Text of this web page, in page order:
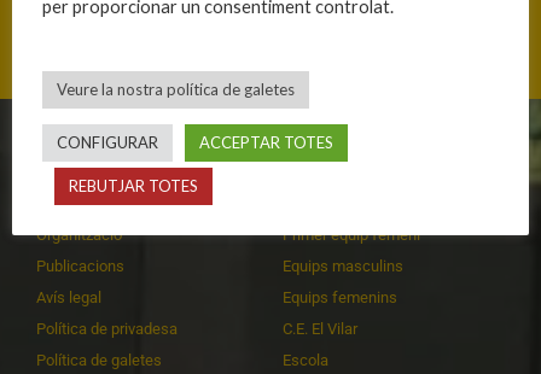
Plaça del Pare Millan s/n, 08500 Vic, Catalunya
Història
Organització
Publicacions
Avís legal
Política de privadesa
Política de galetes
Primer equip femení
Equips masculins
Equips femenins
C.E. El Vilar
Escola
per proporcionar un consentiment controlat.
Veure la nostra política de galetes
CONFIGURAR ACCEPTAR TOTES
REBUTJAR TOTES